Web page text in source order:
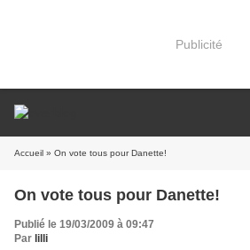
Publicité
Accueil » On vote tous pour Danette!
On vote tous pour Danette!
Publié le 19/03/2009 à 09:47
Par lilli